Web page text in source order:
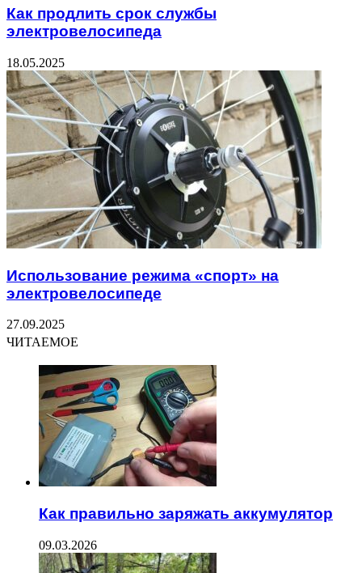
Как продлить срок службы
электровелосипеда
18.05.2025
Использование режима «спорт» на
электровелосипеде
27.09.2025
ЧИТАЕМОЕ
Как правильно заряжать аккумулятор
09.03.2026